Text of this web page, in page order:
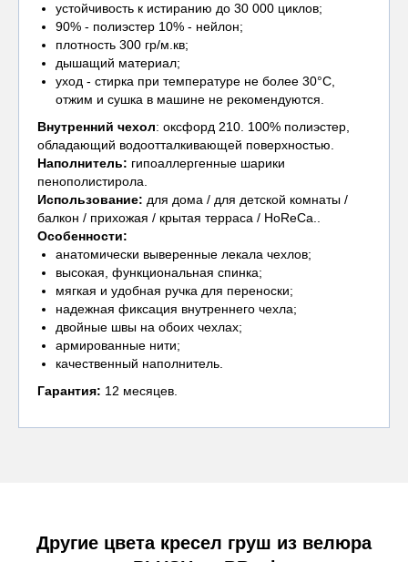
устойчивость к истиранию до 30 000 циклов;
90% - полиэстер 10% - нейлон;
плотность 300 гр/м.кв;
дышащий материал;
уход - стирка при температуре не более 30°С,
отжим и сушка в машине не рекомендуются.
Внутренний чехол: оксфорд 210. 100% полиэстер,
обладающий водоотталкивающей поверхностью.
Наполнитель: гипоаллергенные шарики
пенополистирола.
Использование: для дома / для детской комнаты /
балкон / прихожая / крытая терраса / HoReCa..
Особенности:
анатомически выверенные лекала чехлов;
высокая, функциональная спинка;
мягкая и удобная ручка для переноски;
надежная фиксация внутреннего чехла;
двойные швы на обоих чехлах;
армированные нити;
качественный наполнитель.
Гарантия: 12 месяцев.
Другие цвета кресел груш из велюра